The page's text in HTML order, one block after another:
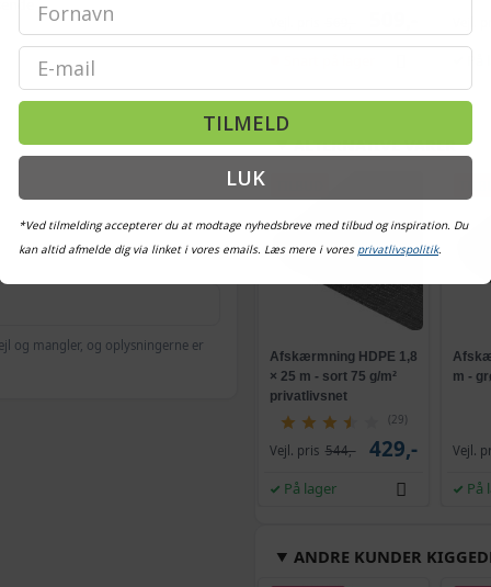
og mangler, og oplysningerne er
ALTERNATIVE VARER
Afskærmning HDPE 1,8
× 25 m - sort 75 g/m²
privatlivsnet
(29)
Vejl. pris 544,- 429,-
På lager
m -
Vejl.
På
ANDRE KUNDER
Email
TILMELD
LUK
*Ved tilmelding accepterer du at modtage nyhedsbreve med tilbud og inspiration. Du
kan altid afmelde dig via linket i vores emails. Læs mere i vores privatlivspolitik.